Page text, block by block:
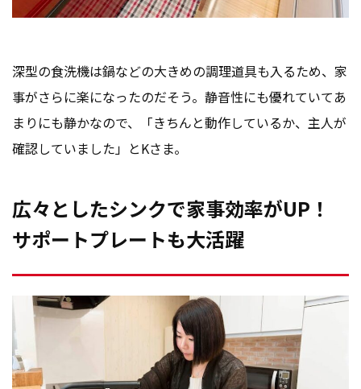
深型の食洗機は鍋などの大きめの調理道具も入るため、家
事がさらに楽になったのだそう。静音性にも優れていてあ
まりにも静かなので、「きちんと動作しているか、主人が
確認していました」とKさま。
広々としたシンクで家事効率がUP！
サポートプレートも大活躍